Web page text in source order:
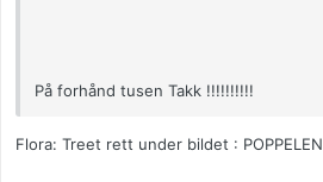
På forhånd tusen Takk !!!!!!!!!!
Flora: Treet rett under bildet : POPPELEN